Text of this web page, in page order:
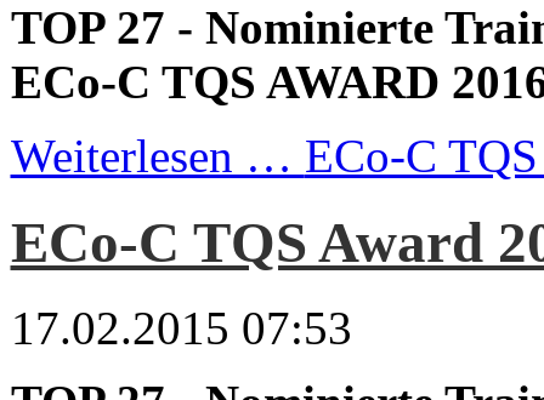
TOP 27 - Nominierte
ECo-C TQS AWARD
Weiterlesen … ECo-C
ECo-C TQS Award
17.02.2015 07:53